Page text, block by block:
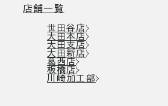
店舗一覧
世田谷店
大田本店
大田支店
大田新店
葛西店
板橋店
川崎加工部